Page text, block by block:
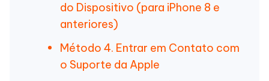
do Dispositivo (para iPhone 8 e
anteriores)
Método 4. Entrar em Contato com
o Suporte da Apple